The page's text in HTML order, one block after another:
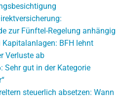
zur Fünftel-Regelung anhängig
BFH lehnt
Verluste ab
Sehr gut in der Kategorie
steuerlich absetzen: Wann